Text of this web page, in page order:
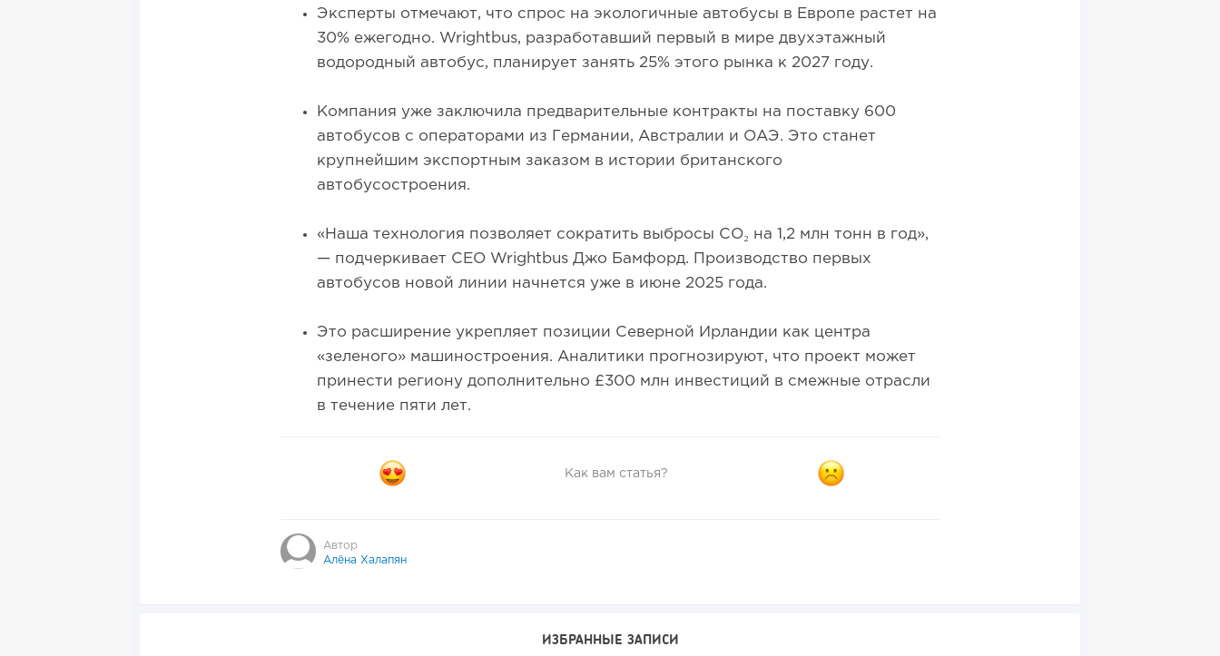
Эксперты отмечают, что спрос на экологичные автобусы в Европе растет на
30% ежегодно. Wrightbus, разработавший первый в мире двухэтажный
водородный автобус, планирует занять 25% этого рынка к 2027 году.
Компания уже заключила предварительные контракты на поставку 600
автобусов с операторами из Германии, Австралии и ОАЭ. Это станет
крупнейшим экспортным заказом в истории британского
автобусостроения.
«Наша технология позволяет сократить выбросы CO₂ на 1,2 млн тонн в год»,
— подчеркивает CEO Wrightbus Джо Бамфорд. Производство первых
автобусов новой линии начнется уже в июне 2025 года.
Это расширение укрепляет позиции Северной Ирландии как центра
«зеленого» машиностроения. Аналитики прогнозируют, что проект может
принести региону дополнительно £300 млн инвестиций в смежные отрасли
в течение пяти лет.
Как вам статья?
Автор
Алёна Халапян
ИЗБРАННЫЕ ЗАПИСИ